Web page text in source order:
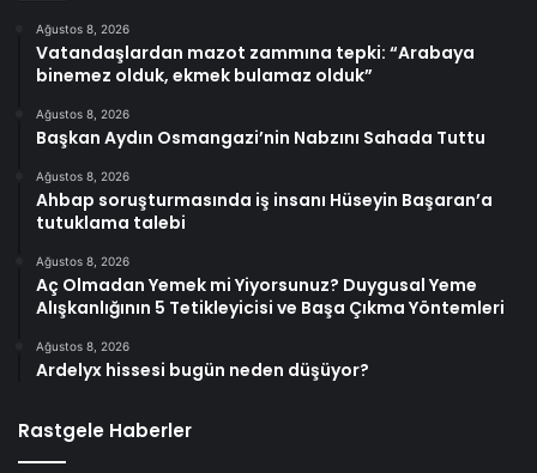
Ağustos 8, 2026
Vatandaşlardan mazot zammına tepki: “Arabaya
binemez olduk, ekmek bulamaz olduk”
Ağustos 8, 2026
Başkan Aydın Osmangazi’nin Nabzını Sahada Tuttu
Ağustos 8, 2026
Ahbap soruşturmasında iş insanı Hüseyin Başaran’a
tutuklama talebi
Ağustos 8, 2026
Aç Olmadan Yemek mi Yiyorsunuz? Duygusal Yeme
Alışkanlığının 5 Tetikleyicisi ve Başa Çıkma Yöntemleri
Ağustos 8, 2026
Ardelyx hissesi bugün neden düşüyor?
Rastgele Haberler